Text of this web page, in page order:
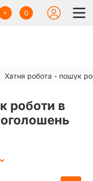
0
Хатня робота - пошук
роботи в
оголошень